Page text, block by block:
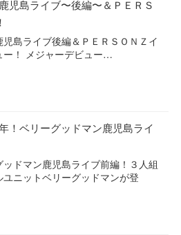
島ライブ〜後編〜＆ＰＥＲＳ
児島ライブ後編＆ＰＥＲＳＯＮＺイ
ー！ メジャーデビュー…
ベリーグッドマン鹿児島ライ
ッドマン鹿児島ライブ前編！３人組
ユニットベリーグッドマンが登